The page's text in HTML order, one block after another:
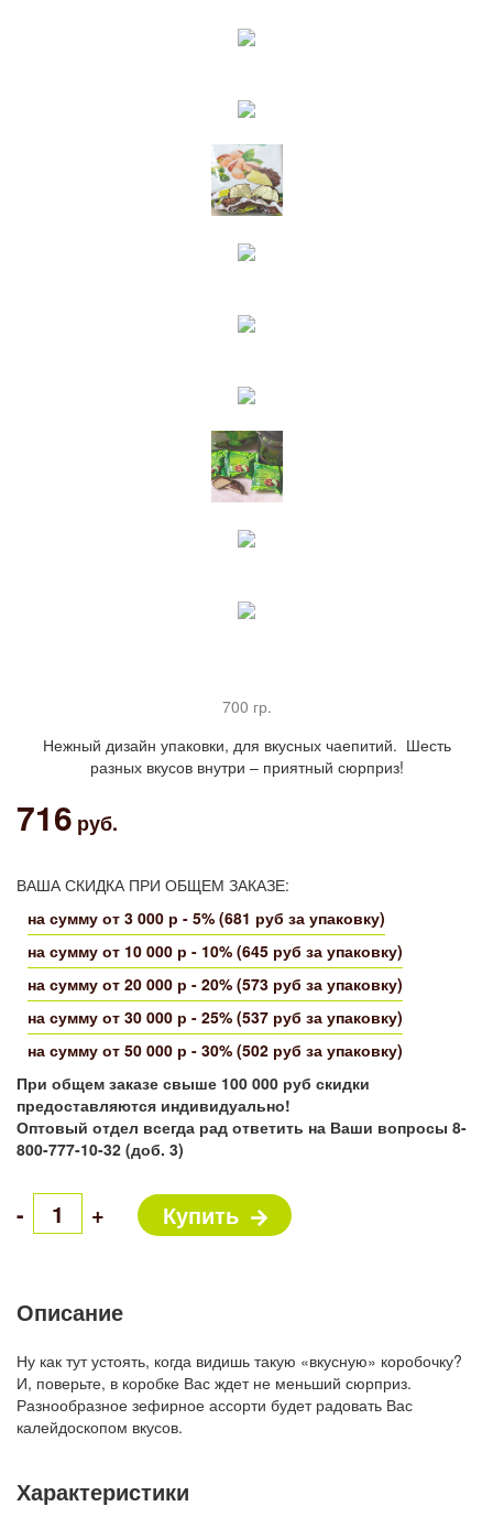
700 гр.
Нежный дизайн упаковки, для вкусных чаепитий. Шесть
разных вкусов внутри – приятный сюрприз!
716 руб.
ВАША СКИДКА ПРИ ОБЩЕМ ЗАКАЗЕ:
на сумму от 3 000 р - 5% (681 руб за упаковку)
на сумму от 10 000 р - 10% (645 руб за упаковку)
на сумму от 20 000 р - 20% (573 руб за упаковку)
на сумму от 30 000 р - 25% (537 руб за упаковку)
на сумму от 50 000 р - 30% (502 руб за упаковку)
При общем заказе свыше 100 000 руб скидки
предоставляются индивидуально!
Оптовый отдел всегда рад ответить на Ваши вопросы 8-
800-777-10-32 (доб. 3)
- + Купить
Описание
Ну как тут устоять, когда видишь такую «вкусную» коробочку?
И, поверьте, в коробке Вас ждет не меньший сюрприз.
Разнообразное зефирное ассорти будет радовать Вас
калейдоскопом вкусов.
Характеристики